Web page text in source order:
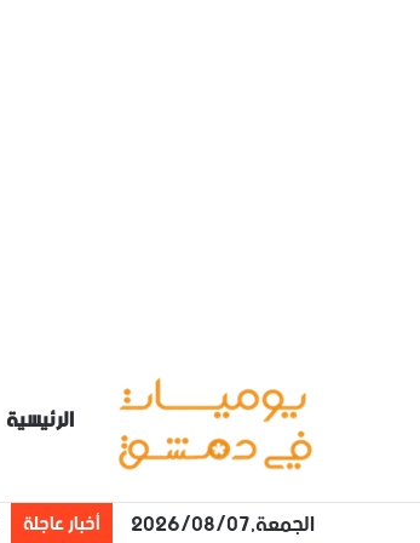
الرئيسية
الجمعة,2026/08/07 أخبار عاجلة